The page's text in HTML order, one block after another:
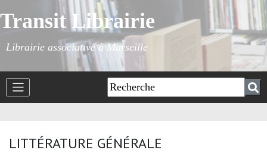
Transit Librairie
Librairie associative à Marseille
LITTÉRATURE GÉNÉRALE